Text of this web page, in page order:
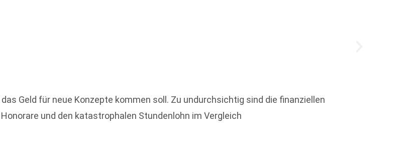
Geld für neue Konzepte kommen soll. Zu undurchsichtig sind die finanziellen
und den katastrophalen Stundenlohn im Vergleich